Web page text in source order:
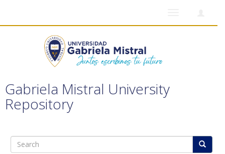
Gabriela Mistral University
Repository